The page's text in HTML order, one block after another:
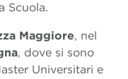
Scuola.
Maggiore, nel
, dove si sono
Universitari e